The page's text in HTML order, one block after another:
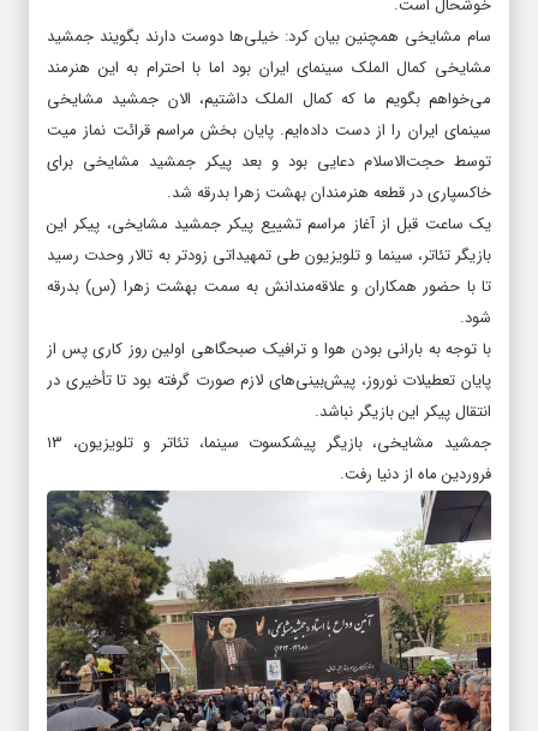
خوشحال است.
سام مشایخی همچنین بیان کرد: خیلی‌ها دوست دارند بگویند جمشید
مشایخی کمال الملک سینمای ایران بود اما با احترام به این هنرمند
می‌خواهم بگویم ما که کمال الملک داشتیم، الان جمشید مشایخی
سینمای ایران را از دست داده‌ایم. پایان بخش مراسم قرائت نماز میت
توسط حجت‌الاسلام دعایی بود و بعد پیکر جمشید مشایخی برای
خاکسپاری در قطعه هنرمندان بهشت زهرا بدرقه شد.
یک ساعت قبل از آغاز مراسم تشییع پیکر جمشید مشایخی، پیکر این
بازیگر تئاتر، سینما و تلویزیون طی تمهیداتی زودتر به تالار وحدت رسید
تا با حضور همکاران و علاقه‌مندانش به سمت بهشت زهرا (س) بدرقه
شود.
با توجه به بارانی بودن هوا و ترافیک صبحگاهی اولین روز کاری پس از
پایان تعطیلات نوروز، پیش‌بینی‌های لازم صورت گرفته بود تا تأخیری در
انتقال پیکر این بازیگر نباشد.
جمشید مشایخی، بازیگر پیشکسوت سینما، تئاتر و تلویزیون، ۱۳
فروردین ماه از دنیا رفت.